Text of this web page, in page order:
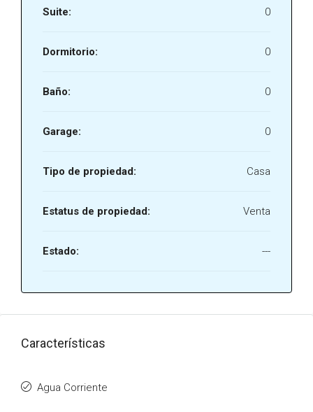
Suite: 0
Dormitorio: 0
Baño: 0
Garage: 0
Tipo de propiedad: Casa
Estatus de propiedad: Venta
Estado: ---
Características
Agua Corriente